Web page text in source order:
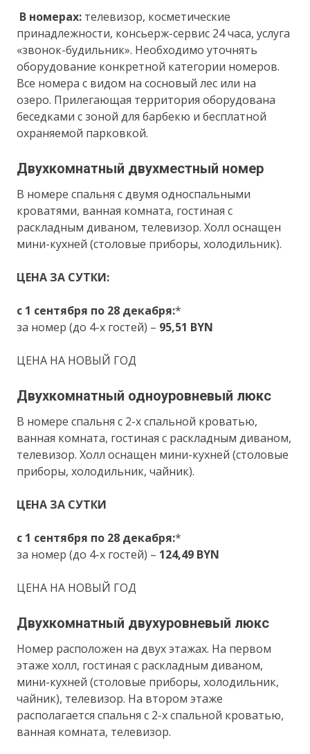
В номерах: телевизор, косметические
принадлежности, консьерж-сервис 24 часа, услуга
«звонок-будильник». Необходимо уточнять
оборудование конкретной категории номеров.
Все номера с видом на сосновый лес или на
озеро. Прилегающая территория оборудована
беседками с зоной для барбекю и бесплатной
охраняемой парковкой.
Двухкомнатный двухместный номер
В номере спальня с двумя односпальными
кроватями, ванная комната, гостиная с
раскладным диваном, телевизор. Холл оснащен
мини-кухней (столовые приборы, холодильник).
ЦЕНА ЗА СУТКИ:
с 1 сентября по 28 декабря:*
за номер (до 4-х гостей) – 95,51 BYN
ЦЕНА НА НОВЫЙ ГОД
Двухкомнатный одноуровневый люкс
В номере спальня с 2-х спальной кроватью,
ванная комната, гостиная с раскладным диваном,
телевизор. Холл оснащен мини-кухней (столовые
приборы, холодильник, чайник).
ЦЕНА ЗА СУТКИ
с 1 сентября по 28 декабря:*
за номер (до 4-х гостей) – 124,49 BYN
ЦЕНА НА НОВЫЙ ГОД
Двухкомнатный двухуровневый люкс
Номер расположен на двух этажах. На первом
этаже холл, гостиная с раскладным диваном,
мини-кухней (столовые приборы, холодильник,
чайник), телевизор. На втором этаже
располагается спальня с 2-х спальной кроватью,
ванная комната, телевизор.